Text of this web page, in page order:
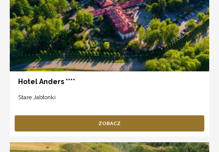
Hotel Anders ****
Stare Jabłonki
ZOBACZ